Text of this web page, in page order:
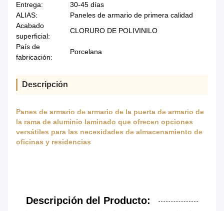
Entrega:
30-45 días
ALIAS:
Paneles de armario de primera calidad
Acabado
superficial:
CLORURO DE POLIVINILO
País de
fabricación:
Porcelana
Descripción
Panes de armario de armario de la puerta de armario de
la rama de aluminio laminado que ofrecen opciones
versátiles para las necesidades de almacenamiento de
oficinas y residencias
Descripción del Producto: